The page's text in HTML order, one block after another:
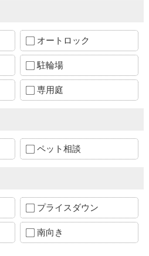
オートロック
駐輪場
専用庭
ペット相談
プライスダウン
南向き